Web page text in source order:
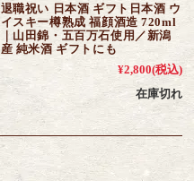
退職祝い 日本酒 ギフト日本酒 ウ
イスキー樽熟成 福顔酒造 720ml
｜山田錦・五百万石使用／新潟
産 純米酒 ギフトにも
¥2,800(税込)
在庫切れ